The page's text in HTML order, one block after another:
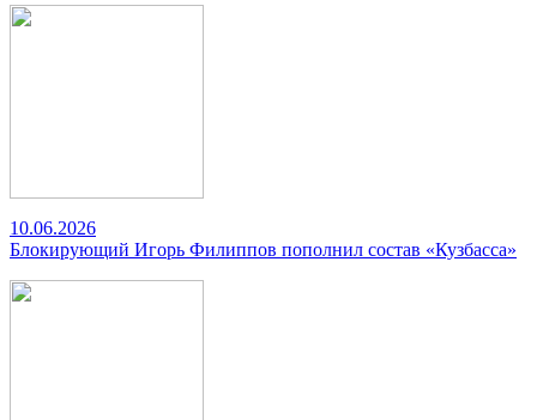
10.06.2026
Блокирующий Игорь Филиппов пополнил состав «Кузбасса»